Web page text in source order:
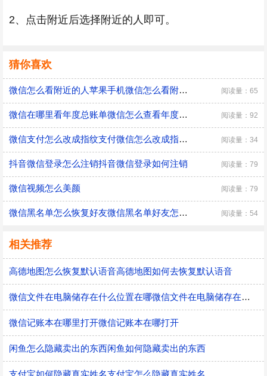
2、点击附近后选择附近的人即可。
猜你喜欢
微信怎么看附近的人苹果手机微信怎么看附近的人 阅读量：65
微信在哪里看年度总账单微信怎么查看年度总账单 阅读量：92
微信支付怎么改成指纹支付微信怎么改成指纹支付 阅读量：34
抖音微信登录怎么注销抖音微信登录如何注销 阅读量：79
微信视频怎么美颜 阅读量：79
微信黑名单怎么恢复好友微信黑名单好友怎么恢复 阅读量：54
相关推荐
高德地图怎么恢复默认语音高德地图如何去恢复默认语音
微信文件在电脑储存在什么位置在哪微信文件在电脑储存在什么位置
微信记账本在哪里打开微信记账本在哪打开
闲鱼怎么隐藏卖出的东西闲鱼如何隐藏卖出的东西
支付宝如何隐藏真实姓名支付宝怎么隐藏真实姓名